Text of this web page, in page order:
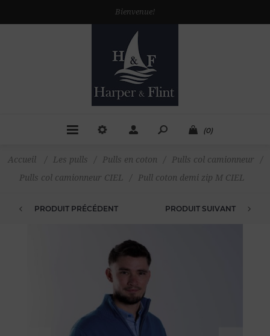
Bienvenue!
(0)
Accueil / Les pulls / Pulls en coton / Pulls col camionneur
/
Pulls col camionneur CIEL
/ Pull coton demi zip M CIEL
PRODUIT PRÉCÉDENT PRODUIT SUIVANT